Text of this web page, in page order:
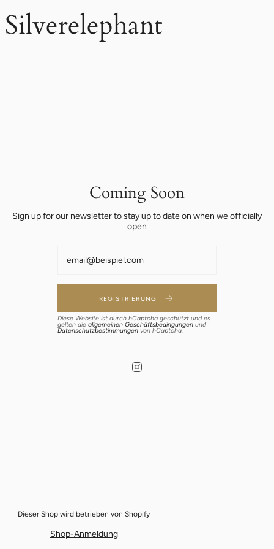
Inhalt
springen
Silverelephant
Coming Soon
Sign up for our newsletter to stay up to date on when we officially
open
REGISTRIERUNG
Diese Website ist durch hCaptcha geschützt und es
gelten die allgemeinen Geschäftsbedingungen und
Datenschutzbestimmungen von hCaptcha.
Dieser Shop wird betrieben von Shopify
Shop-Anmeldung